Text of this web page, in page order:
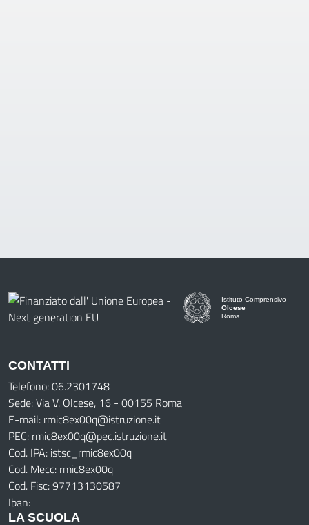
Istituto Comprensivo
Olcese
Roma
CONTATTI
Telefono: 06.2301748
Sede: Via V. Olcese, 16 - 00155 Roma
E-mail: rmic8ex00q@istruzione.it
PEC: rmic8ex00q@pec.istruzione.it
Cod. IPA: istsc_rmic8ex00q
Cod. Mecc: rmic8ex00q
Cod. Fisc: 97713130587
Iban:
LA SCUOLA